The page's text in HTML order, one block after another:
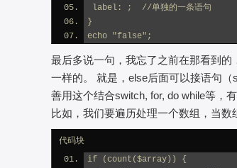
label: ;  //单独的一条语句
}
echo "false";
最后多说一句，我忘了之前在那看到
一样的。 就是，else后面可以接语句（
善用这个结合switch, for, do while等，
比如，我们要遍历处理一个数组，当
代码块
if (count($array)) {